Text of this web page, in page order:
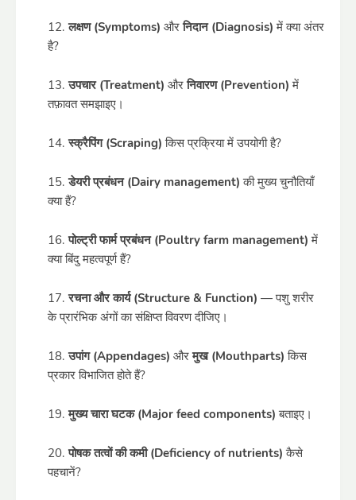
लक्षण (Symptoms) औरनिदान (Diagnosis) में क्या अंतर
है?
उपचार (Treatment) औरनिवारण (Prevention) में
तफ़ावत समझाइए।
स्क्रैपिंग (Scraping) किस प्रक्रिया में उपयोगी है?
डेयरी प्रबंधन (Dairy management) की मुख्य चुनौतियाँ
क्या हैं?
पोल्ट्री फार्म प्रबंधन (Poultry farm management) में
क्या बिंदु महत्वपूर्ण हैं?
रचना और कार्य (Structure & Function) — पशु शरीर
के प्रारंभिक अंगों का संक्षिप्त विवरण दीजिए।
उपांग (Appendages) औरमुख (Mouthparts) किस
प्रकार विभाजित होते हैं?
मुख्य चारा घटक (Major feed components) बताइए।
पोषक तत्वों की कमी (Deficiency of nutrients) कैसे
पहचानें?